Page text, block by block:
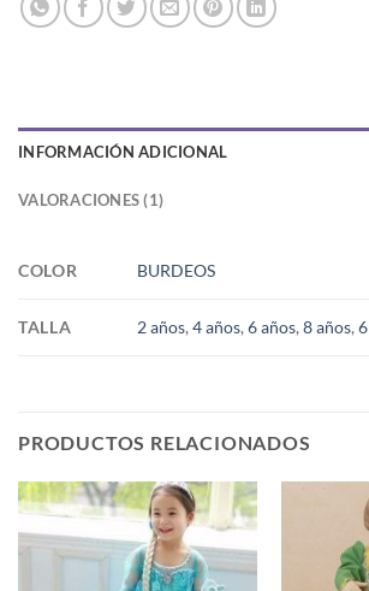
INFORMACIÓN ADICIONAL
VALORACIONES (1)
COLOR BURDEOS
TALLA 2 años,4 años,6 años,8 años,6
PRODUCTOS RELACIONADOS